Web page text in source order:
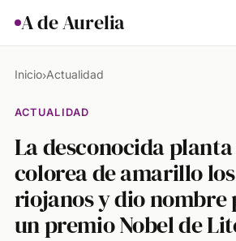
A de Aurelia
Salud
Ciencia & Naturaleza
Animales
Inicio›Actualidad
ACTUALIDAD
La desconocida
colorea de amarillo
riojanos y dio nombre
un premio Nobel de